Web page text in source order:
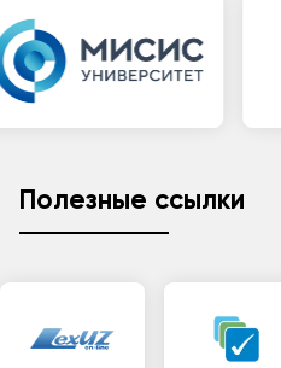
Полезные ссылки